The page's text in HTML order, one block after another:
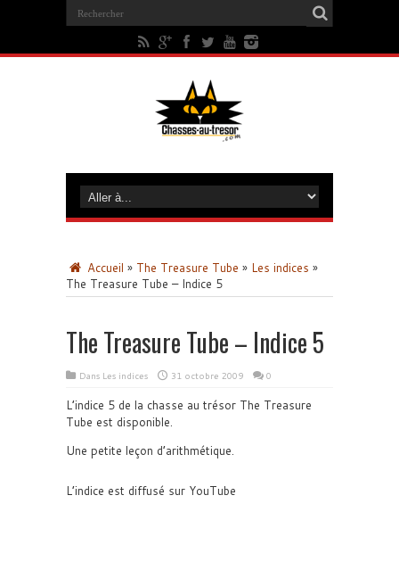
Accueil » The Treasure Tube » Les indices »
The Treasure Tube – Indice 5
The Treasure Tube – Indice 5
Dans Les indices 31 octobre 2009 0
L’indice 5 de la chasse au trésor The Treasure
Tube est disponible.
Une petite leçon d’arithmétique.
L’indice est diffusé sur YouTube